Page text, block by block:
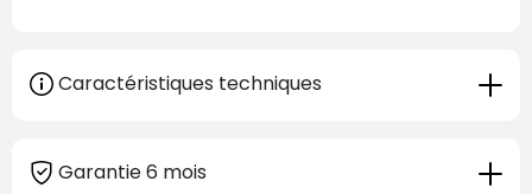
Caractéristiques techniques
Garantie 6 mois